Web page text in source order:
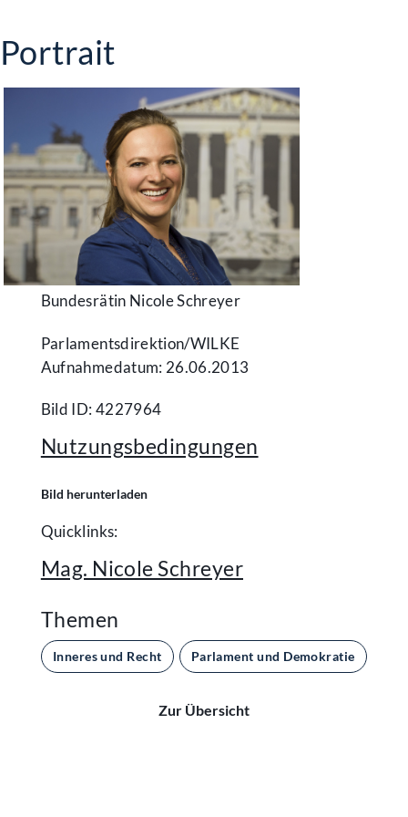
Portrait
Bundesrätin Nicole Schreyer
Parlamentsdirektion/​WILKE
Aufnahmedatum: 26.06.2013
Bild ID: 4227964
Nutzungsbedingungen
Bild herunterladen
Quicklinks:
Mag. Nicole Schreyer
Themen
Inneres und Recht Parlament und Demokratie
Zur Übersicht